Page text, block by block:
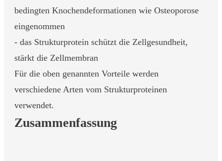
bedingten Knochendeformationen wie Osteoporose
eingenommen
- das Strukturprotein schützt die Zellgesundheit,
stärkt die Zellmembran
Für die oben genannten Vorteile werden
verschiedene Arten vom Strukturproteinen
verwendet.
Zusammenfassung